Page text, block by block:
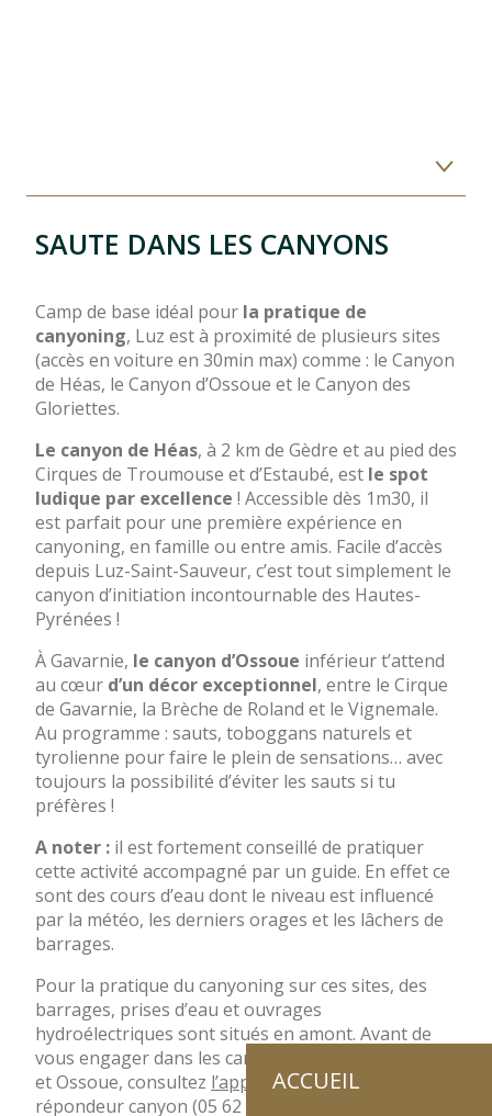
ACCUEIL
Piscine
SAUTE DANS LES CANYONS
Camp de base idéal pour la pratique de
canyoning, Luz est à proximité de plusieurs sites
(accès en voiture en 30min max) comme : le Canyon
de Héas, le Canyon d’Ossoue et le Canyon des
Gloriettes.
Le canyon de Héas, à 2 km de Gèdre et au pied des
Cirques de Troumouse et d’Estaubé, est le spot
ludique par excellence ! Accessible dès 1m30, il
est parfait pour une première expérience en
canyoning, en famille ou entre amis. Facile d’accès
depuis Luz-Saint-Sauveur, c’est tout simplement le
canyon d’initiation incontournable des Hautes-
Pyrénées !
À Gavarnie, le canyon d’Ossoue inférieur t’attend
au cœur d’un décor exceptionnel, entre le Cirque
de Gavarnie, la Brèche de Roland et le Vignemale.
Au programme : sauts, toboggans naturels et
tyrolienne pour faire le plein de sensations… avec
toujours la possibilité d’éviter les sauts si tu
préfères !
A noter : il est fortement conseillé de pratiquer
cette activité accompagné par un guide. En effet ce
sont des cours d’eau dont le niveau est influencé
par la météo, les derniers orages et les lâchers de
barrages.
Pour la pratique du canyoning sur ces sites, des
barrages, prises d’eau et ouvrages
hydroélectriques sont situés en amont. Avant de
vous engager dans les canyons de Héas, Gloriettes
et Ossoue, consultez l’application Niv’Eau
répondeur canyon (05 62 92 46 13) qui vous